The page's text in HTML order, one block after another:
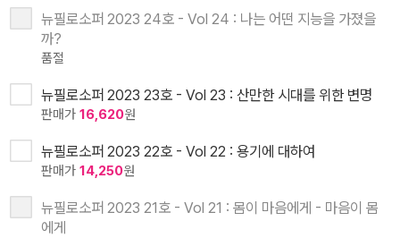
뉴필로소퍼 2023 24호 - Vol 24 : 나는 어떤 지능을 가졌을
까?
품절
뉴필로소퍼 2023 23호 - Vol 23 : 산만한 시대를 위한 변명
판매가 16,620원
뉴필로소퍼 2023 22호 - Vol 22 : 용기에 대하여
판매가 14,250원
뉴필로소퍼 2023 21호 - Vol 21 : 몸이 마음에게 - 마음이 몸
에게